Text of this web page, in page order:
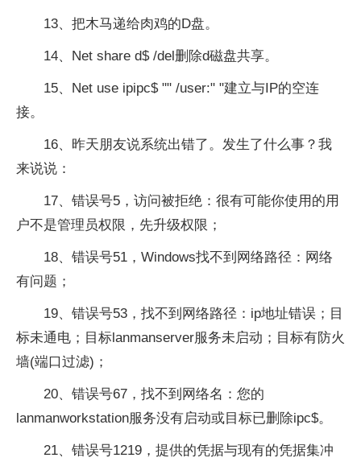
13、把木马递给肉鸡的D盘。
14、Net share d$ /del删除d磁盘共享。
15、Net use ipipc$ "" /user:" "建立与IP的空连
接。
16、昨天朋友说系统出错了。发生了什么事？我
来说说：
17、错误号5，访问被拒绝：很有可能你使用的用
户不是管理员权限，先升级权限；
18、错误号51，Windows找不到网络路径：网络
有问题；
19、错误号53，找不到网络路径：ip地址错误；目
标未通电；目标lanmanserver服务未启动；目标有防火
墙(端口过滤)；
20、错误号67，找不到网络名：您的
lanmanworkstation服务没有启动或目标已删除ipc$。
21、错误号1219，提供的凭据与现有的凭据集冲